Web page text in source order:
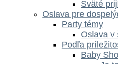
Sväté
Oslava pre
Party témy
Oslava v
Podľa
Baby